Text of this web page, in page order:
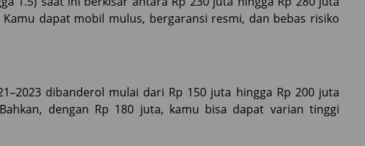
dapat mobil mulus, bergaransi resmi, dan bebas risiko
dibanderol mulai dari Rp 150 juta hingga Rp 200 juta
dengan Rp 180 juta, kamu bisa dapat varian tinggi